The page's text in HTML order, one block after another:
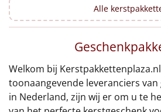
€50 tot €55
€75 tot €100
€100 en hoger
Alle
Welkom bij
toonaangevende leveranciers
in Nederland, zijn wij er om u te